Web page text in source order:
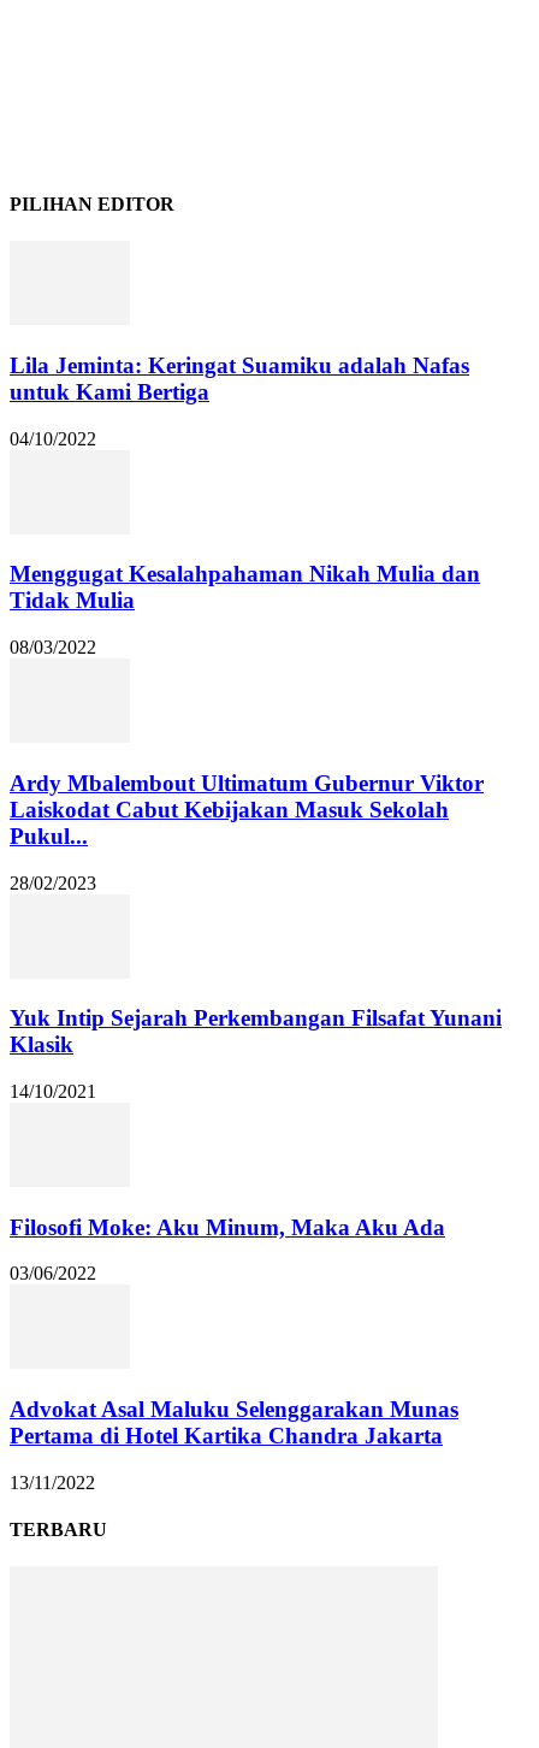
PILIHAN EDITOR
Lila Jeminta: Keringat Suamiku adalah Nafas
untuk Kami Bertiga
04/10/2022
Menggugat Kesalahpahaman Nikah Mulia dan
Tidak Mulia
08/03/2022
Ardy Mbalembout Ultimatum Gubernur Viktor
Laiskodat Cabut Kebijakan Masuk Sekolah
Pukul...
28/02/2023
Yuk Intip Sejarah Perkembangan Filsafat Yunani
Klasik
14/10/2021
Filosofi Moke: Aku Minum, Maka Aku Ada
03/06/2022
Advokat Asal Maluku Selenggarakan Munas
Pertama di Hotel Kartika Chandra Jakarta
13/11/2022
TERBARU